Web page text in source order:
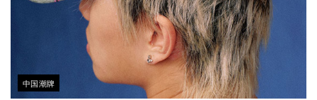
中国潮牌